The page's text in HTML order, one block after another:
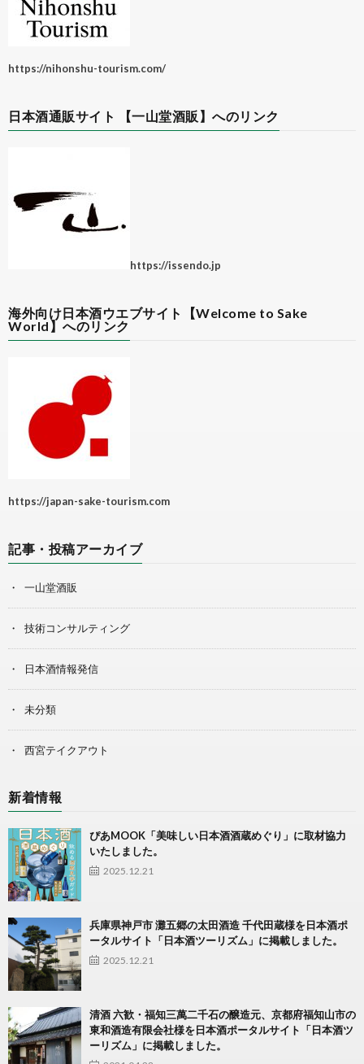
https://nihonshu-tourism.com/
日本酒通販サイト 【一山堂酒販】へのリンク
https://issendo.jp
海外向け日本酒ウエブサイト【Welcome to Sake
World】へのリンク
https://japan-sake-tourism.com
記事・投稿アーカイブ
一山堂酒販
技術コンサルティング
日本酒情報発信
未分類
西宮テイクアウト
新着情報
ぴあMOOK「美味しい日本酒酒蔵めぐり」に取材協力
いたしました。
2025.12.21
兵庫県神戸市 灘五郷の太田酒造 千代田蔵様を日本酒ポ
ータルサイト「日本酒ツーリズム」に掲載しました。
2025.12.21
清酒 六歓・福知三萬二千石の醸造元、京都府福知山市の
東和酒造有限会社様を日本酒ポータルサイト「日本酒ツ
ーリズム」に掲載しました。